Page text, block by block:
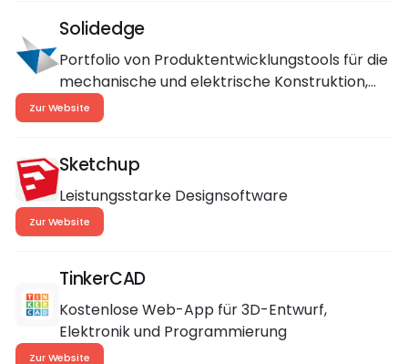
Solidedge
Portfolio von Produktentwicklungstools für die
mechanische und elektrische Konstruktion,
Simulation, Fertigung, technische
Publikationen, Datenmanagement und mehr.
Zur Website
Sketchup
Leistungsstarke Designsoftware
Zur Website
TinkerCAD
Kostenlose Web-App für 3D-Entwurf,
Elektronik und Programmierung
Zur Website